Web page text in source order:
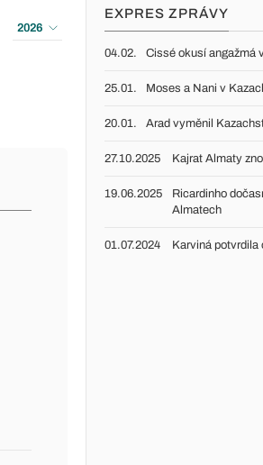
2026
EXPRES ZPRÁVY
04.02. Cissé okusí angažmá
25.01. Moses a Nani v
20.01. Arad vyměnil
27.10.2025 Kajrat Almaty
19.06.2025
Ricardinho
Almatech
01.07.2024 Karviná potvrdila